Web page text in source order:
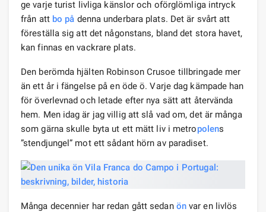
ge varje turist livliga känslor och oförglömliga intryck
från att bo på denna underbara plats. Det är svårt att
föreställa sig att det någonstans, bland det stora havet,
kan finnas en vackrare plats.
Den berömda hjälten Robinson Crusoe tillbringade mer
än ett år i fängelse på en öde ö. Varje dag kämpade han
för överlevnad och letade efter nya sätt att återvända
hem. Men idag är jag villig att slå vad om, det är många
som gärna skulle byta ut ett mätt liv i metropolens
”stendjungel” mot ett sådant hörn av paradiset.
Många decennier har redan gått sedan önvar en livlös